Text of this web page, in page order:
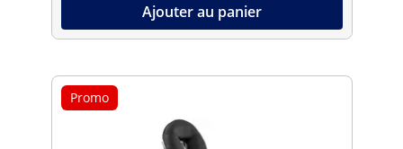
Ajouter au panier
Promo